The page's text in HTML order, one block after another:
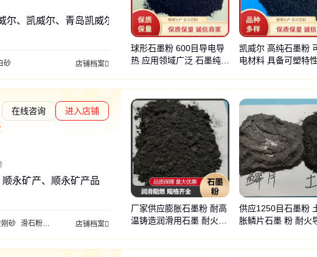
尔、凯威尔、青岛凯威尔粉体工程科技
砂 店铺档案
球形石墨粉 600目导电导
热 应用领域广泛 石墨纯度
凯威尔 高纯石墨粉
电材料 具备可塑特
在线咨询 进入店铺
顺永矿产、顺永矿产品
砂 滑石粉 火山石 砾石 石子 白沙子
店铺档案
厂家供应膨胀石墨粉 耐高
温铸造润滑用石墨 耐火材
供应1250目石墨粉
胀鳞片石墨 粉 耐火